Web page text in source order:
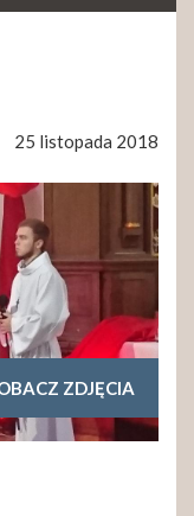
0010
25 listopada 2018
ZDJĘCIA